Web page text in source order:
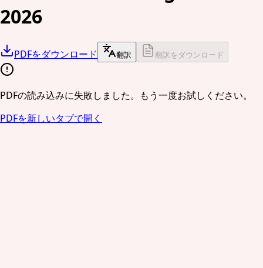
2026
PDFをダウンロード 翻訳 翻訳をダウンロード
PDFの読み込みに失敗しました。もう一度お試しください。
PDFを新しいタブで開く